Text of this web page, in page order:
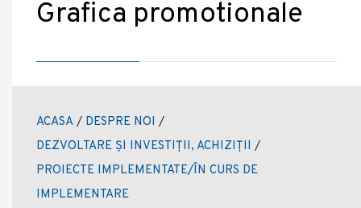
Grafica promotionale
ACASA / DESPRE NOI /
DEZVOLTARE ȘI INVESTIȚII, ACHIZIȚII /
PROIECTE IMPLEMENTATE/ÎN CURS DE
IMPLEMENTARE